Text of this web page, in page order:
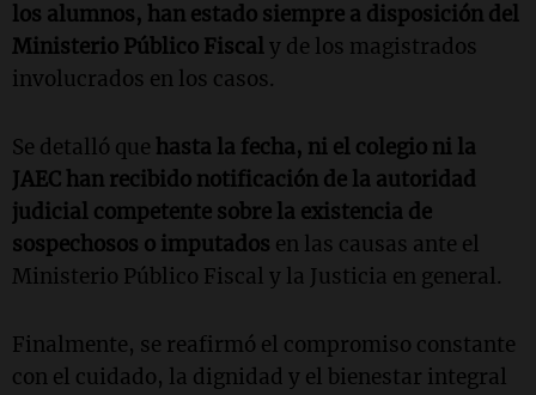
los alumnos, han estado siempre a disposición del
Ministerio Público Fiscaly de los magistrados
involucrados en los casos.
Se detalló que hasta la fecha, ni el colegio ni la
JAEC han recibido notificación de la autoridad
judicial competente sobre la existencia de
sospechosos o imputados en las causas ante el
Ministerio Público Fiscal y la Justicia en general.
Finalmente, se reafirmó el compromiso constante
con el cuidado, la dignidad y el bienestar integral